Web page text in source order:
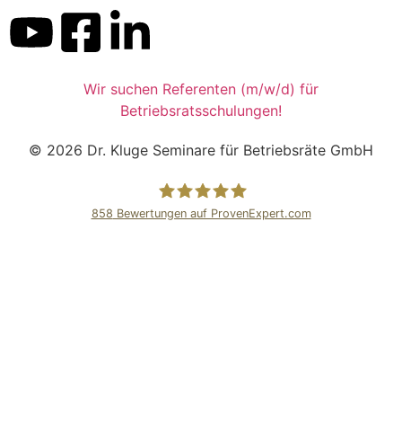
Wir suchen Referenten (m/w/d) für
Betriebsratsschulungen!
© 2026 Dr. Kluge Seminare für Betriebsräte GmbH
858 Bewertungen auf ProvenExpert.com